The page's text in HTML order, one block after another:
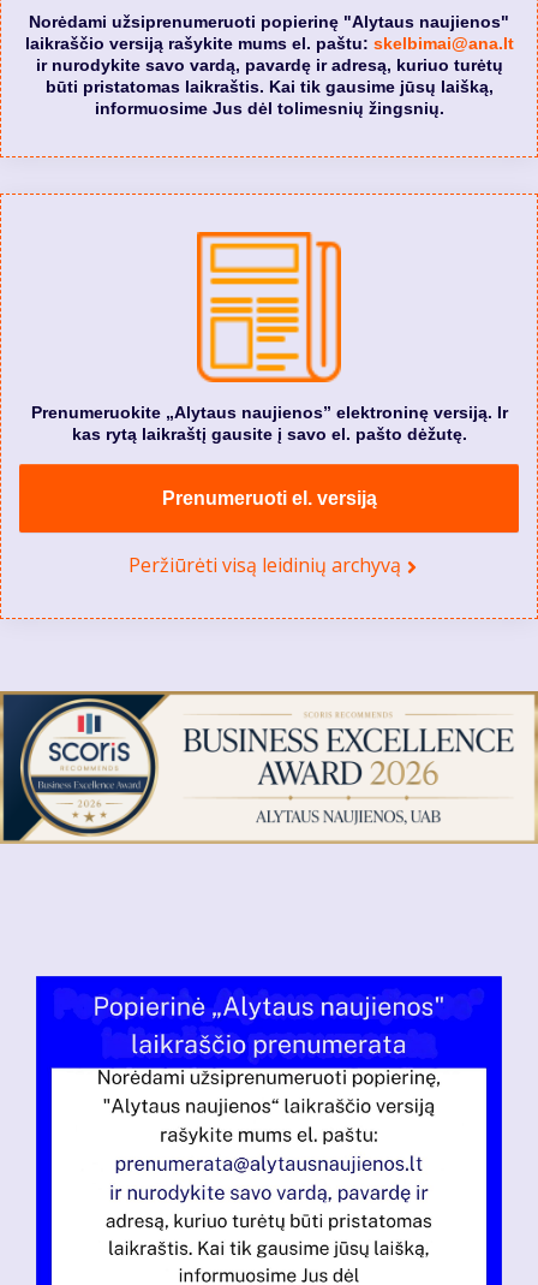
Norėdami užsiprenumeruoti popierinę "Alytaus naujienos"
laikraščio versiją rašykite mums el. paštu: skelbimai@ana.lt
ir nurodykite savo vardą, pavardę ir adresą, kuriuo turėtų
būti pristatomas laikraštis. Kai tik gausime jūsų laišką,
informuosime Jus dėl tolimesnių žingsnių.
Prenumeruokite „Alytaus naujienos” elektroninę versiją. Ir
kas rytą laikraštį gausite į savo el. pašto dėžutę.
Prenumeruoti el. versiją
Peržiūrėti visą leidinių archyvą